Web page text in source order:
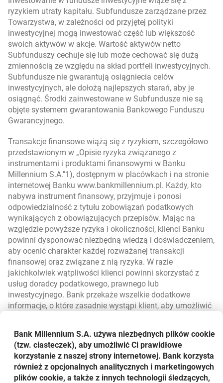
ryzykiem utraty kapitału. Subfundusze zarządzane przez
Towarzystwa, w zależności od przyjętej polityki
inwestycyjnej mogą inwestować część lub większość
swoich aktywów w akcje. Wartość aktywów netto
Subfunduszy cechuje się lub może cechować się dużą
zmiennością ze względu na skład portfeli inwestycyjnych.
Subfundusze nie gwarantują osiągniecia celów
inwestycyjnych, ale dołożą najlepszych starań, aby je
osiągnąć. Środki zainwestowane w Subfundusze nie są
objęte systemem gwarantowania Bankowego Funduszu
Gwarancyjnego.
Transakcje finansowe wiążą się z ryzykiem, szczegółowo
przedstawionym w „Opisie ryzyka związanego z
instrumentami i produktami finansowymi w Banku
Millennium S.A."1), dostępnym w placówkach i na stronie
internetowej Banku www.bankmillennium.pl. Każdy, kto
nabywa instrument finansowy, przyjmuje i ponosi
odpowiedzialność z tytułu zobowiązań podatkowych
wynikających z obowiązujących przepisów. Mając na
względzie powyższe ryzyka i okoliczności, klienci Banku
powinni dysponować niezbędną wiedzą i doświadczeniem,
aby ocenić charakter każdej rozważanej transakcji
finansowej oraz związane z nią ryzyka. W razie
jakichkolwiek wątpliwości klienci powinni skorzystać z
usług doradcy podatkowego, prawnego lub
inwestycyjnego. Bank przekaże wszelkie dodatkowe
informacje, o które zasadnie wystąpi klient, aby umożliwić
Zawarcie przez klienta transakcji na instrumentach
finansowych jest podstawą do uznania, że klient zapoznał
się z warunkami transakcji i związanymi z nią ryzykami
oraz zaakceptował je.
Bank Millennium S.A. używa niezbędnych plików cookie
(tzw. ciasteczek), aby umożliwić Ci prawidłowe
korzystanie z naszej strony internetowej. Bank korzysta
również z opcjonalnych analitycznych i marketingowych
plików cookie, a także z innych technologii śledzących,